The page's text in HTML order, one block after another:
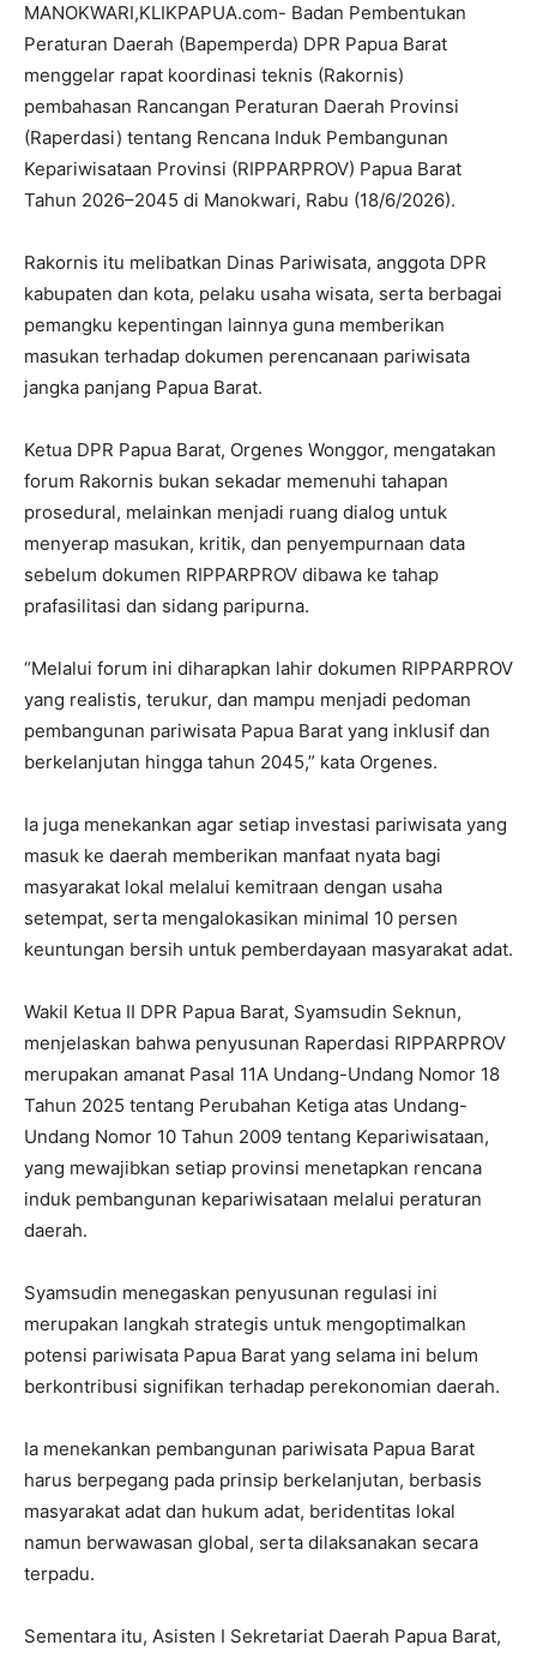
MANOKWARI,KLIKPAPUA.com- Badan Pembentukan
Peraturan Daerah (Bapemperda) DPR Papua Barat
menggelar rapat koordinasi teknis (Rakornis)
pembahasan Rancangan Peraturan Daerah Provinsi
(Raperdasi) tentang Rencana Induk Pembangunan
Kepariwisataan Provinsi (RIPPARPROV) Papua Barat
Tahun 2026–2045 di Manokwari, Rabu (18/6/2026).
Rakornis itu melibatkan Dinas Pariwisata, anggota DPR
kabupaten dan kota, pelaku usaha wisata, serta berbagai
pemangku kepentingan lainnya guna memberikan
masukan terhadap dokumen perencanaan pariwisata
jangka panjang Papua Barat.
Ketua DPR Papua Barat, Orgenes Wonggor, mengatakan
forum Rakornis bukan sekadar memenuhi tahapan
prosedural, melainkan menjadi ruang dialog untuk
menyerap masukan, kritik, dan penyempurnaan data
sebelum dokumen RIPPARPROV dibawa ke tahap
prafasilitasi dan sidang paripurna.
“Melalui forum ini diharapkan lahir dokumen RIPPARPROV
yang realistis, terukur, dan mampu menjadi pedoman
pembangunan pariwisata Papua Barat yang inklusif dan
berkelanjutan hingga tahun 2045,” kata Orgenes.
Ia juga menekankan agar setiap investasi pariwisata yang
masuk ke daerah memberikan manfaat nyata bagi
masyarakat lokal melalui kemitraan dengan usaha
setempat, serta mengalokasikan minimal 10 persen
keuntungan bersih untuk pemberdayaan masyarakat adat.
Wakil Ketua II DPR Papua Barat, Syamsudin Seknun,
menjelaskan bahwa penyusunan Raperdasi RIPPARPROV
merupakan amanat Pasal 11A Undang-Undang Nomor 18
Tahun 2025 tentang Perubahan Ketiga atas Undang-
Undang Nomor 10 Tahun 2009 tentang Kepariwisataan,
yang mewajibkan setiap provinsi menetapkan rencana
induk pembangunan kepariwisataan melalui peraturan
daerah.
Syamsudin menegaskan penyusunan regulasi ini
merupakan langkah strategis untuk mengoptimalkan
potensi pariwisata Papua Barat yang selama ini belum
berkontribusi signifikan terhadap perekonomian daerah.
Ia menekankan pembangunan pariwisata Papua Barat
harus berpegang pada prinsip berkelanjutan, berbasis
masyarakat adat dan hukum adat, beridentitas lokal
namun berwawasan global, serta dilaksanakan secara
terpadu.
Sementara itu, Asisten I Sekretariat Daerah Papua Barat,